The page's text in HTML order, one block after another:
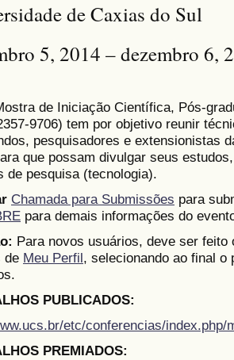
de Caxias do Sul
5, 2014 – dezembro 6,
de Iniciação Científica, Pós-
9706) tem por objetivo reunir
pesquisadores e extensionistas
que possam divulgar seus
de pesquisa (tecnologia).
Chamada para Submissões para
para demais informações do
Para novos usuários, deve ser
de Meu Perfil, selecionando ao final o
PUBLICADOS:
etc/conferencias/
PREMIADOS: